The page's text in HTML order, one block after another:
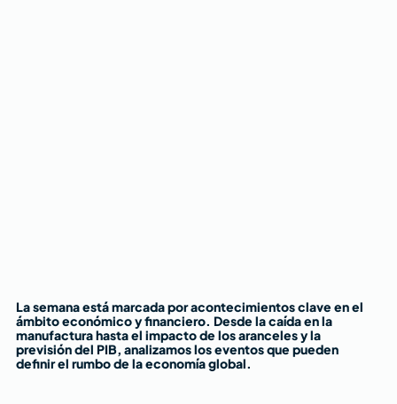
La semana está marcada por acontecimientos clave en el
ámbito económico y financiero. Desde la caída en la
manufactura hasta el impacto de los aranceles y la
previsión del PIB, analizamos los eventos que pueden
definir el rumbo de la economía global.